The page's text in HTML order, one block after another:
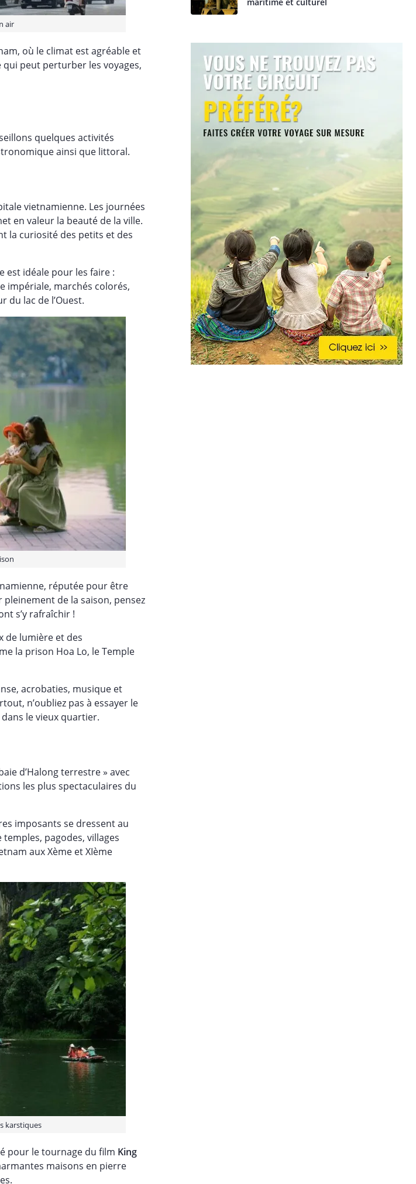
air
où le climat est agréable et
peut perturber les voyages,
quelques activités
ainsi que littoral.
vietnamienne. Les journées
en valeur la beauté de la ville.
la curiosité des petits et des
est idéale pour les faire :
impériale, marchés colorés,
du lac de l’Ouest.
réputée pour être
pleinement de la saison, pensez
s’y rafraîchir !
de lumière et des
la prison Hoa Lo, le Temple
acrobaties, musique et
n’oubliez pas à essayer le
le vieux quartier.
d’Halong terrestre » avec
les plus spectaculaires du
imposants se dressent au
pagodes, villages
aux Xème et XIème
karstiques
pour le tournage du film King
maisons en pierre